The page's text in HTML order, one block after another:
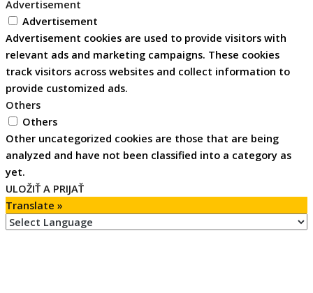
Advertisement
Advertisement
Advertisement cookies are used to provide visitors with
relevant ads and marketing campaigns. These cookies
track visitors across websites and collect information to
provide customized ads.
Others
Others
Other uncategorized cookies are those that are being
analyzed and have not been classified into a category as
yet.
ULOŽIŤ A PRIJAŤ
Translate »